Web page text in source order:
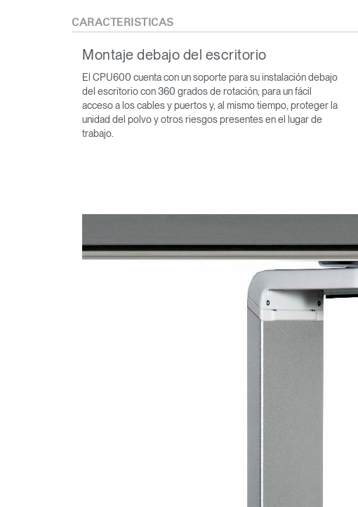
CARACTERÍSTICAS
Montaje debajo del escritorio
El CPU600 cuenta con un soporte para su instalación debajo
del escritorio con 360 grados de rotación, para un fácil
acceso a los cables y puertos y, al mismo tiempo, proteger la
unidad del polvo y otros riesgos presentes en el lugar de
trabajo.